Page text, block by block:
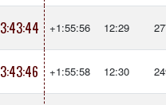
3:43:44 +1:55:56 12:29
3:43:46 +1:55:58 12:30